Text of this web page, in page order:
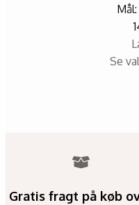
Se
Gratis fragt på køb